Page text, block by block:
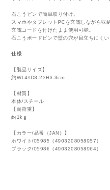
石こうピンで簡単取り付け。
スマホやタブレットPCを充電しながら収納
充電コードを付けたまま使用可能。
石こうボードピンで壁の穴が目立ちにくい
仕様
【製品サイズ】
約W14×D3.2×H3.3cm
【材質】
本体/スチール
【耐荷重】
約1kｇ
【カラー/品番（JAN）】
ホワイト/05985（4903208058957）
ブラック/05986（4903208058964）